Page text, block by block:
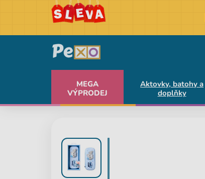
MEGA
VÝPRODEJ
Aktovky, batohy a
doplňky